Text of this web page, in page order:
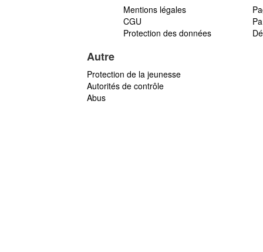
Mentions légales
CGU
Protection des données
Autre
Protection de la jeunesse
Autorités de contrôle
Abus